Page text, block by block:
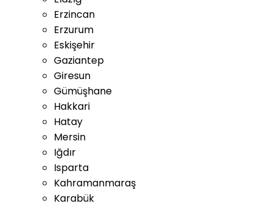
Erzincan
Erzurum
Eskişehir
Gaziantep
Giresun
Gümüşhane
Hakkari
Hatay
Mersin
Iğdır
Isparta
Kahramanmaraş
Karabük